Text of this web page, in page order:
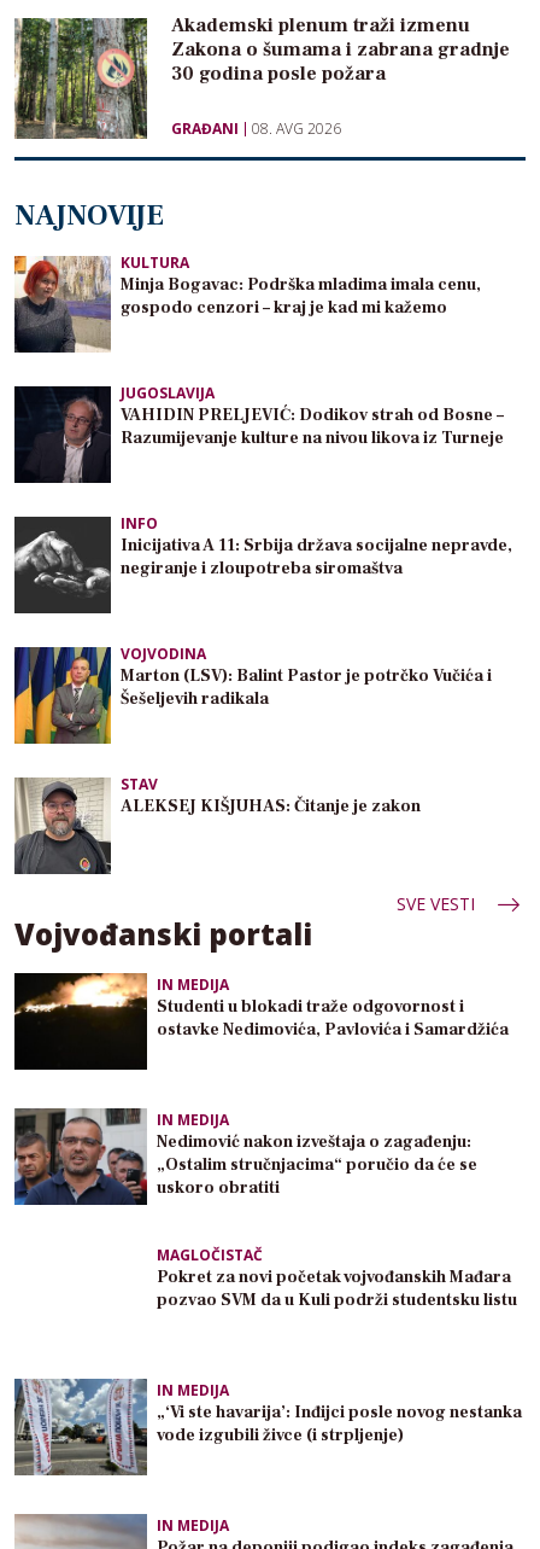
Akademski plenum traži izmenu
Zakona o šumama i zabrana gradnje
30 godina posle požara
GRAĐANI 08. AVG 2026
NAJNOVIJE
KULTURA
Minja Bogavac: Podrška mladima imala cenu,
gospodo cenzori – kraj je kad mi kažemo
JUGOSLAVIJA
VAHIDIN PRELJEVIĆ: Dodikov strah od Bosne –
Razumijevanje kulture na nivou likova iz Turneje
INFO
Inicijativa A 11: Srbija država socijalne nepravde,
negiranje i zloupotreba siromaštva
VOJVODINA
Marton (LSV): Balint Pastor je potrčko Vučića i
Šešeljevih radikala
STAV
ALEKSEJ KIŠJUHAS: Čitanje je zakon
SVE VESTI
Vojvođanski portali
IN MEDIJA
Studenti u blokadi traže odgovornost i
ostavke Nedimovića, Pavlovića i Samardžića
IN MEDIJA
Nedimović nakon izveštaja o zagađenju:
„Ostalim stručnjacima“ poručio da će se
uskoro obratiti
MAGLOČISTAČ
Pokret za novi početak vojvođanskih Mađara
pozvao SVM da u Kuli podrži studentsku listu
IN MEDIJA
„‘Vi ste havarija’: Inđijci posle novog nestanka
vode izgubili živce (i strpljenje)
IN MEDIJA